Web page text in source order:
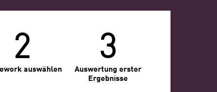
2
auswählen
3
Auswertung erster
Ergebnisse